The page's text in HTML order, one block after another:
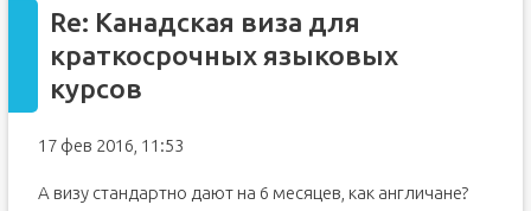
Re: Канадская виза для
краткосрочных языковых
курсов
17 фев 2016, 11:53
А визу стандартно дают на 6 месяцев, как англичане?